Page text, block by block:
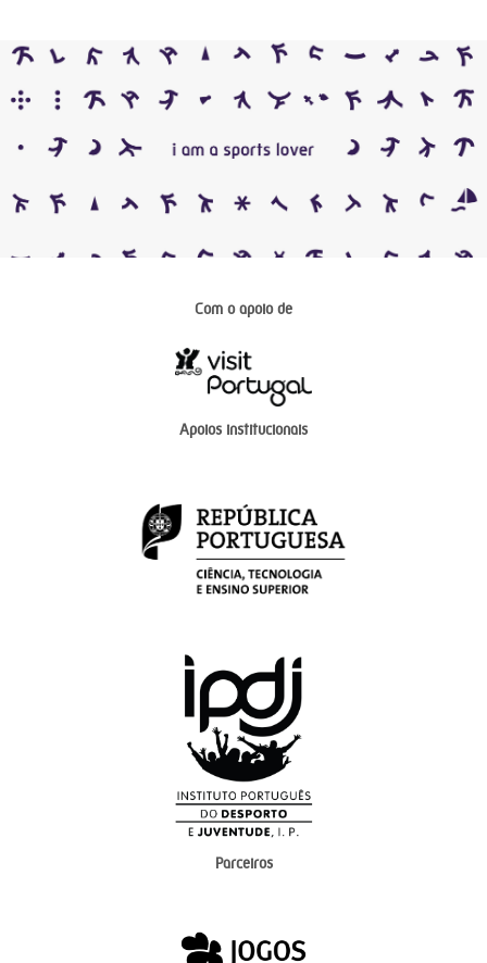
Com o apoio de
Apoios institucionais
Parceiros